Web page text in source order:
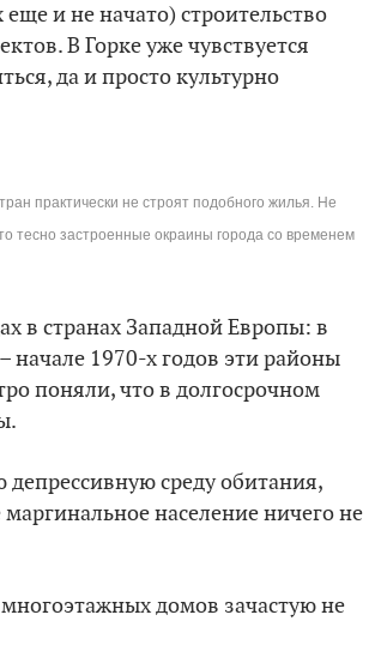
и не начато) строительство
В Горке уже чувствуется
да и просто культурно
практически не строят подобного жилья. Не
тесно застроенные окраины города со временем
в странах Западной Европы: в
1970-х годов эти районы
поняли, что в долгосрочном
среду обитания,
население ничего не
домов зачастую не